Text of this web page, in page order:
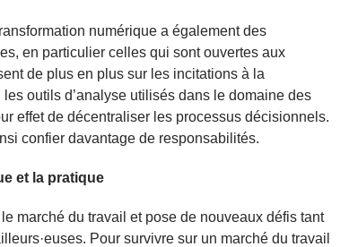
numérique a également des
en particulier celles qui sont ouvertes aux
de plus en plus sur les incitations à la
outils d’analyse utilisés dans le domaine des
effet de décentraliser les processus décisionnels.
confier davantage de responsabilités.
et la pratique
marché du travail et pose de nouveaux défis tant
Pour survivre sur un marché du travail